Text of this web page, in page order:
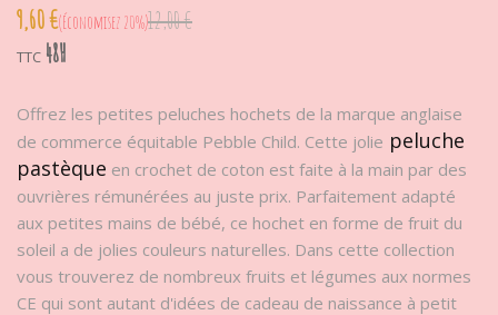
9,60 € Économisez 20%12,00 €
TTC 48H
Offrez les petites peluches hochets de la marque anglaise
de commerce équitable Pebble Child. Cette jolie peluche
pastèque en crochet de coton est faite à la main par des
ouvrières rémunérées au juste prix. Parfaitement adapté
aux petites mains de bébé, ce hochet en forme de fruit du
soleil a de jolies couleurs naturelles. Dans cette collection
vous trouverez de nombreux fruits et légumes aux normes
CE qui sont autant d'idées de cadeau de naissance à petit